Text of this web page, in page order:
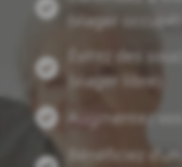
(viager occupé)
Évitez des
(viager libre)
Augmentez
Bénéficiez